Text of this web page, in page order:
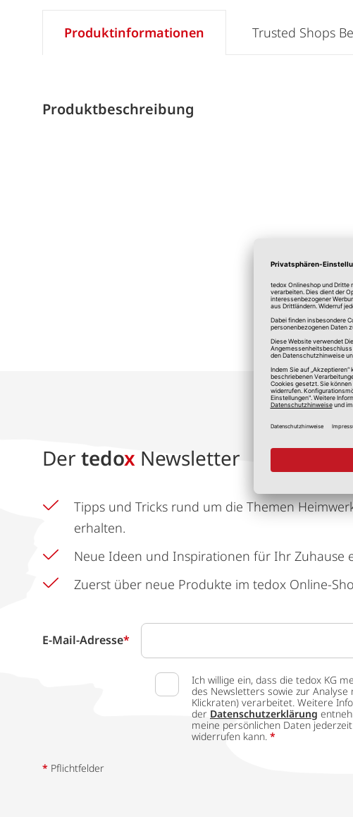
Produktinformationen
Produktbeschreibung
Trusted Shops
*Alle
Der tedox Newsletter
Tipps und Tricks rund um die Themen
erhalten.
Neue Ideen und Inspirationen für Ihr Zuhause
Zuerst über neue Produkte im tedox Online-
E-Mail-Adresse*
Ich willige ein, dass die tedox KG
des Newsletters sowie zur
Klickraten) verarbeitet. Weitere
der Datenschutzerklärung
meine persönlichen Daten
widerrufen kann. *
* Pflichtfelder